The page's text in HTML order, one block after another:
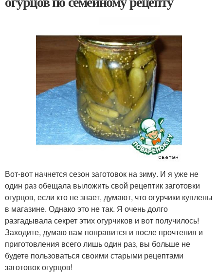
Вот-вот начнется сезон заготовок на зиму. И я уже не
один раз обещала выложить свой рецептик заготовки
огурцов, если кто не знает, думают, что огурчики куплены
в магазине. Однако это не так. Я очень долго
разгадывала секрет этих огурчиков и вот получилось!
Заходите, думаю вам понравится и после прочтения и
приготовления всего лишь один раз, вы больше не
будете пользоваться своими старыми рецептами
заготовок огурцов!